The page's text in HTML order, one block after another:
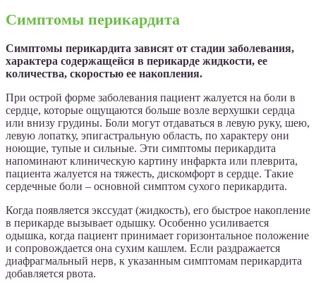
Симптомы перикардита
Симптомы перикардита зависят от стадии заболевания,
характера содержащейся в перикарде жидкости, ее
количества, скоростью ее накопления.
При острой форме заболевания пациент жалуется на боли в
сердце, которые ощущаются больше возле верхушки сердца
или внизу грудины. Боли могут отдаваться в левую руку, шею,
левую лопатку, эпигастральную область, по характеру они
ноющие, тупые и сильные. Эти симптомы перикардита
напоминают клиническую картину инфаркта или плеврита,
пациента жалуется на тяжесть, дискомфорт в сердце. Такие
сердечные боли – основной симптом сухого перикардита.
Когда появляется экссудат (жидкость), его быстрое накопление
в перикарде вызывает одышку. Особенно усиливается
одышка, когда пациент принимает горизонтальное положение
и сопровождается она сухим кашлем. Если раздражается
диафрагмальный нерв, к указанным симптомам перикардита
добавляется рвота.